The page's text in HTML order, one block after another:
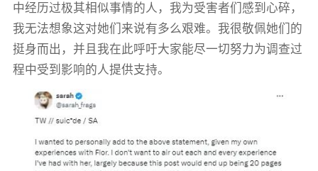
中经历过极其相似事情的人，我为受害者们感到心碎，
我无法想象这对她们来说有多么艰难。我很敬佩她们的
挺身而出，并且我在此呼吁大家能尽一切努力为调查过
程中受到影响的人提供支持。